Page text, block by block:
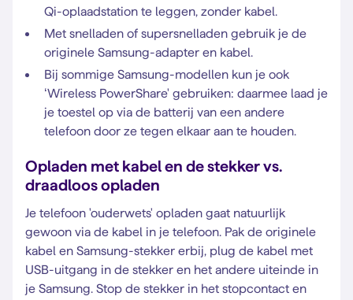
Qi-oplaadstation te leggen, zonder kabel.
Met snelladen of supersnelladen gebruik je de
originele Samsung-adapter en kabel.
Bij sommige Samsung-modellen kun je ook
‘Wireless PowerShare' gebruiken: daarmee laad je
je toestel op via de batterij van een andere
telefoon door ze tegen elkaar aan te houden.
Opladen met kabel en de stekker vs.
draadloos opladen
Je telefoon 'ouderwets' opladen gaat natuurlijk
gewoon via de kabel in je telefoon. Pak de originele
kabel en Samsung-stekker erbij, plug de kabel met
USB-uitgang in de stekker en het andere uiteinde in
je Samsung. Stop de stekker in het stopcontact en